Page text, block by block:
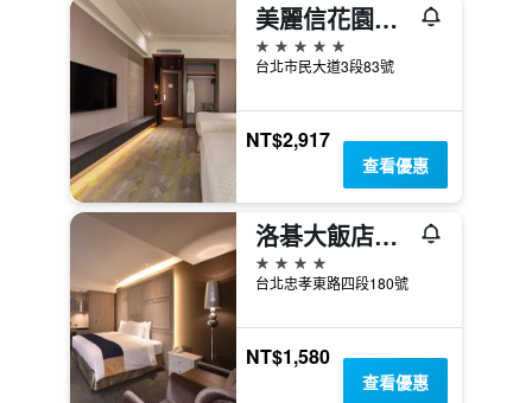
美麗信花園酒店
5星級
台北市民大道3段83號
NT$2,917
查看優惠
洛碁大飯店忠孝館
4星級
台北忠孝東路四段180號
NT$1,580
查看優惠